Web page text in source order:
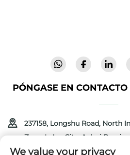
PÓNGASE EN
237158, Longshu Road, North
Zone, Lu'an City, Anhui
We value your privacy